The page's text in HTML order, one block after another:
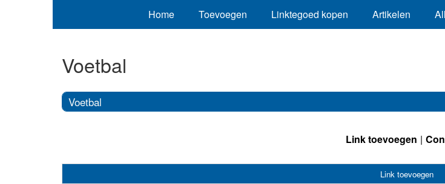
Home Toevoegen Linktegoed kopen Artikelen
Voetbal
Voetbal
Link toevoegen
Link toevoegen